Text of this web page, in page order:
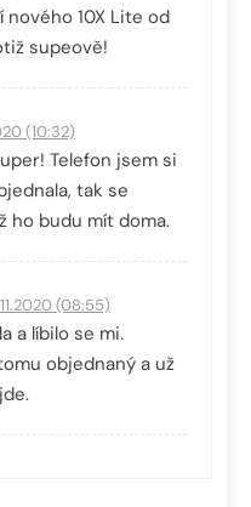
10X Lite od
supeově!
(10:32)
Telefon jsem si
tak se
ho budu mít doma.
(08:55)
a líbilo se mi.
objednaný a už